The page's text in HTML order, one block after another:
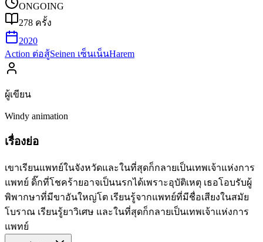
ONGOING
278 ครั้ง
2020
Action ต่อสู้Seinen เซ็นเน็นHarem
ผู้เขียน
Windy animation
เรื่องย่อ
เขาเรียนแพทย์ในจังหวัดและในที่สุดก็กลายเป็นเทพเจ้าแห่งการ
แพทย์ ดิ๊กที่โชคร้ายอาจเป็นนรกได้เพราะอุบัติเหตุ เธอโอบรับผู้
พิพากษาที่มีขาอันใหญ่โต เรียนรู้จากแพทย์ที่มีชื่อเสียงในสมัย
โบราณ เรียนรู้ยาวิเศษ และในที่สุดก็กลายเป็นเทพเจ้าแห่งการ
แพทย์